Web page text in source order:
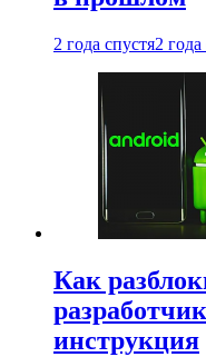
2 года спустя2 года
Как
инструкция